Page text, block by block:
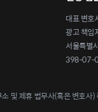
대표 변호
광고 책임
서울특별
398-07-
및 제휴 법무사(혹은 변호